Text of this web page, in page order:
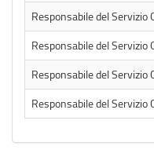
Responsabile del
Responsabile del
Responsabile del
Responsabile del